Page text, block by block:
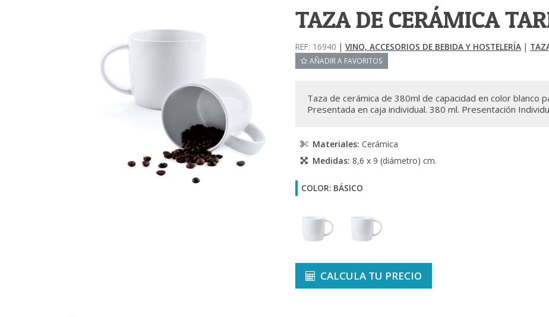
TAZA DE CERÁMICA
REF: 16940 | VINO, ACCESORIOS DE BEBIDA Y HOSTELERÍA |
AÑADIR A FAVORITOS
Taza de cerámica de 380ml de capacidad en color blanco
Presentada en caja individual. 380 ml. Presentación
Materiales: Cerámica
Medidas: 8,6 x 9 (diámetro) cm.
COLOR: BÁSICO
CALCULA TU PRECIO